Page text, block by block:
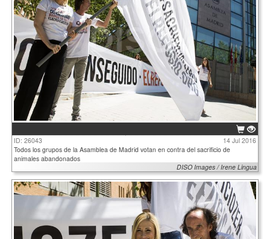
ID: 26043
14 Jul 2016
Todos los grupos de la Asamblea de Madrid votan en contra del sacrificio de
animales abandonados
DISO Images / Irene Lingua